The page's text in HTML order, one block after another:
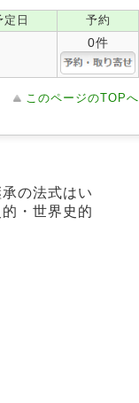
日 予約
0件
このページのTOPへ
の法式はい
・世界史的